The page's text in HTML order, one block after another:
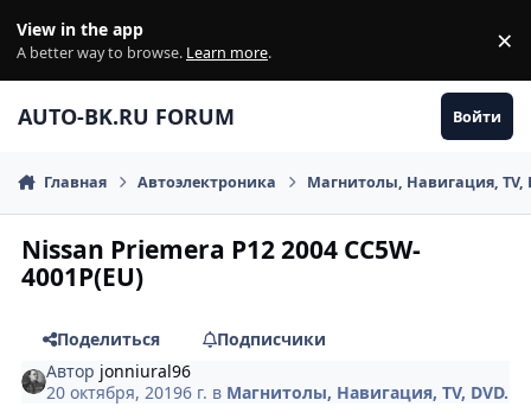
View in the app
A better way to browse. Learn more. ×
AUTO-BK.RU FORUM Войти
Главная Автоэлектроника Магнитолы, Навигация, TV,
Nissan Priemera P12 2004 CC5W-
4001P(EU)
Поделиться
Подписчики
Автор jonniural96
20 октября, 20196 г. в Магнитолы, Навигация, TV, DVD.